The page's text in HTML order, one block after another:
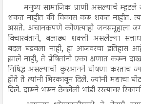
मनुष्य सामाजिक प्राणी असल्याचे
शकत नाहीत की विकास करू शकत नाहीत.
असते. अचानकपणे कोणत्याही जनसमूहाला
विचारवंताने, बलाढ्य शक्ती असलेल्या
बदल घडवला नाही, हा आजवरचा
झाले नाही, ते प्रेषितांनी एका क्षणात करून
निषिद्ध असल्याची कुरआनने घोषणा करताच
होते ते त्यांनी भिरकावून दिले. ज्यांनी मद्याचा
दिले. दारूने भरून ठेवलेली भांडी रस्त्यावर